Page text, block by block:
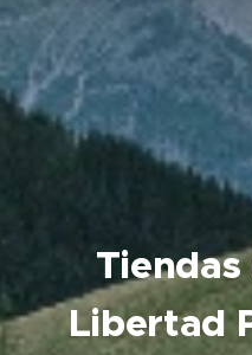
Libertad